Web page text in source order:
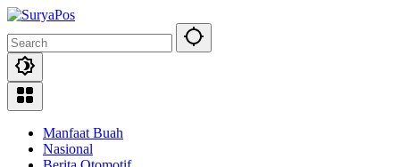
Skip
content
Manfaat Buah
Nasional